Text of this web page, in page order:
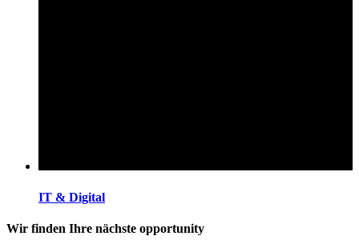
IT & Digital
Wir finden Ihre nächste opportunity